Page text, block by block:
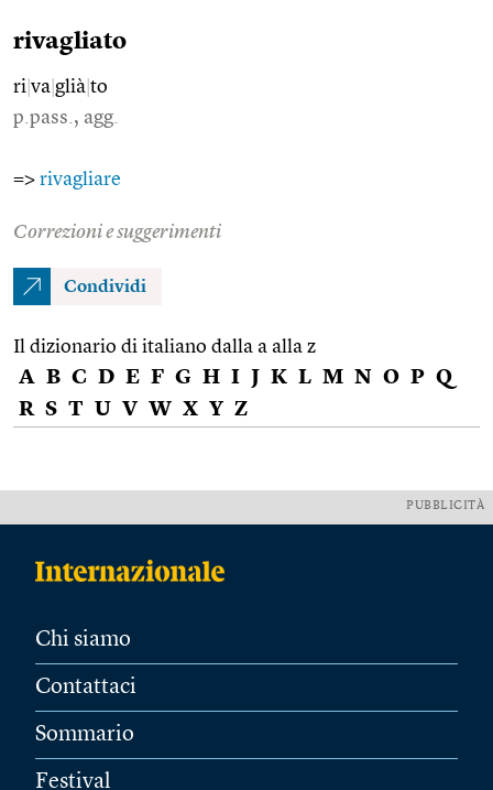
rivagliato
ri va glià to
p.pass., agg.
=> rivagliare
Correzioni e suggerimenti
Condividi
Il dizionario di italiano dalla a alla z
A B C D E F G H I J K L M N O P Q
R S T U V W X Y Z
PUBBLICITÀ
Chi siamo
Contattaci
Sommario
Festival